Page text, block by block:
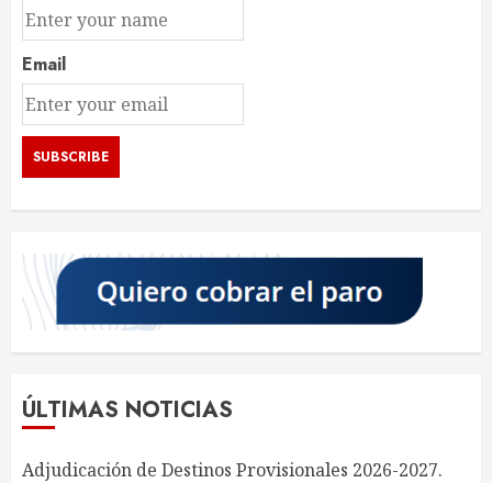
Email
ÚLTIMAS NOTICIAS
Adjudicación de Destinos Provisionales 2026-2027.